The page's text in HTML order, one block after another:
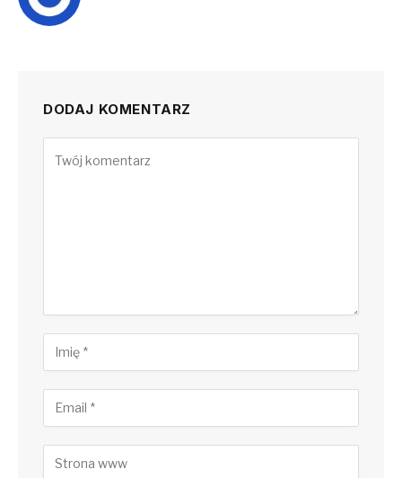
DODAJ KOMENTARZ